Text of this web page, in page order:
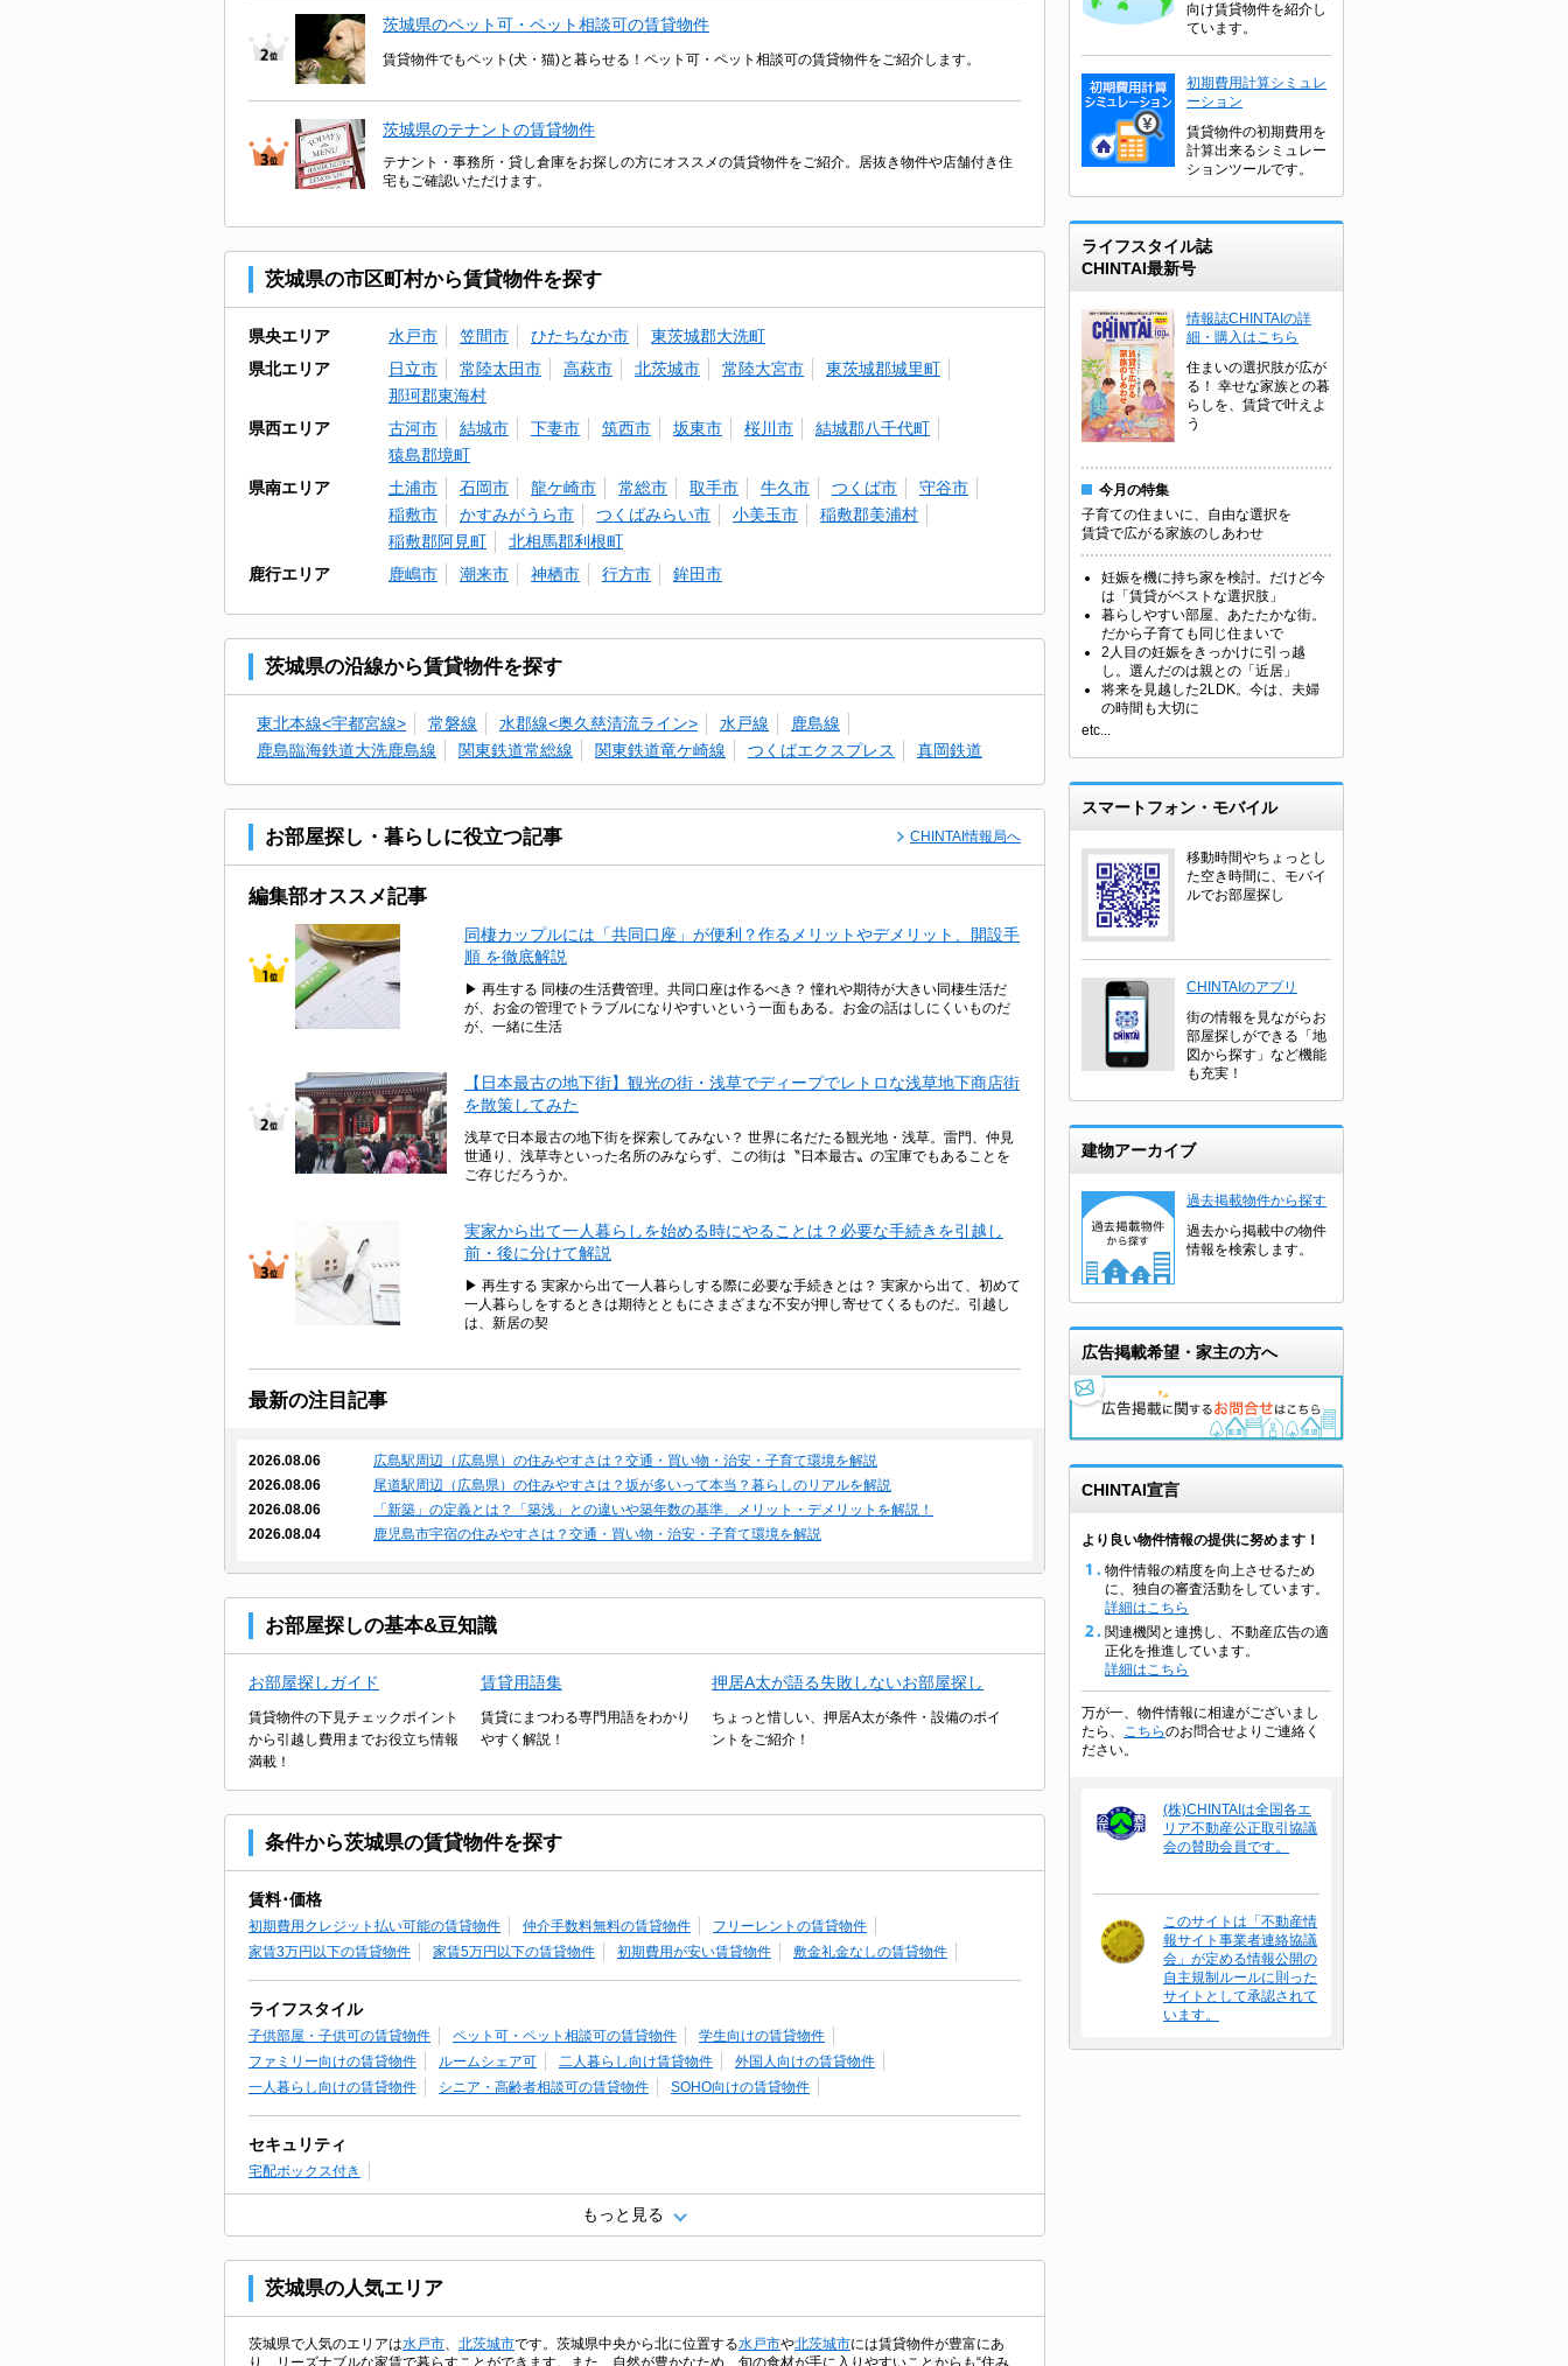
茨城県のペット可・ペット相談可の賃貸物件
賃貸物件でもペット(犬・猫)と暮らせる！ペット可・ペット相談可の賃貸物件をご紹介します。
茨城県のテナントの賃貸物件
テナント・事務所・貸し倉庫をお探しの方にオススメの賃貸物件をご紹介。居抜き物件や店舗付き住
宅もご確認いただけます。
茨城県の市区町村から賃貸物件を探す
県央エリア 水戸市 笠間市 ひたちなか市
東茨城郡大洗町
県北エリア
日立市 常陸太田市 高萩市 北茨城市 常陸大宮市
東茨城郡城里町
那珂郡東海村
県西エリア
古河市 結城市 下妻市 筑西市 坂東市 桜川市
結城郡八千代町
猿島郡境町
県南エリア
土浦市 石岡市 龍ケ崎市 常総市 取手市 牛久市 つくば市
守谷市
稲敷市
かすみがうら市 つくばみらい市 小美玉市
稲敷郡美浦村
稲敷郡阿見町
北相馬郡利根町
鹿行エリア
鹿嶋市 潮来市 神栖市 行方市 鉾田市
茨城県の沿線から賃貸物件を探す
東北本線<宇都宮線> 常磐線 水郡線<奥久慈清流ライン> 水戸線
鹿島線
鹿島臨海鉄道大洗鹿島線
関東鉄道常総線 関東鉄道竜ケ崎線 つくばエクスプレス 真岡鉄道
お部屋探し・暮らしに役立つ記事 CHINTAI情報局へ
編集部オススメ記事
同棲カップルには「共同口座」が便利？作るメリットやデメリット、開設手
順 を徹底解説
▶ 再生する 同棲の生活費管理。共同口座は作るべき？ 憧れや期待が大きい同棲生活だ
が、お金の管理でトラブルになりやすいという一面もある。お金の話はしにくいものだ
が、一緒に生活
【日本最古の地下街】観光の街・浅草でディープでレトロな浅草地下商店街
を散策してみた
浅草で日本最古の地下街を探索してみない？ 世界に名だたる観光地・浅草。雷門、仲見
世通り、浅草寺といった名所のみならず、この街は〝日本最古〟の宝庫でもあることを
ご存じだろうか。
実家から出て一人暮らしを始める時にやることは？必要な手続きを引越し
前・後に分けて解説
▶ 再生する 実家から出て一人暮らしする際に必要な手続きとは？ 実家から出て、初めて
一人暮らしをするときは期待とともにさまざまな不安が押し寄せてくるものだ。引越し
は、新居の契
最新の注目記事
2026.08.06
広島駅周辺（広島県）の住みやすさは？交通・買い物・治安・子育て環境を解説
2026.08.06
尾道駅周辺（広島県）の住みやすさは？坂が多いって本当？暮らしのリアルを解説
2026.08.06
「新築」の定義とは？「築浅」との違いや築年数の基準、メリット・デメリットを解説！
2026.08.04
鹿児島市宇宿の住みやすさは？交通・買い物・治安・子育て環境を解説
お部屋探しの基本&豆知識
お部屋探しガイド
賃貸物件の下見チェックポイント
から引越し費用までお役立ち情報
満載！
賃貸用語集
賃貸にまつわる専門用語をわかり
やすく解説！
押居A太が語る失敗しないお部屋探し
ちょっと惜しい、押居A太が条件・設備のポイ
ントをご紹介！
条件から茨城県の賃貸物件を探す
賃料･価格
初期費用クレジット払い可能の賃貸物件 仲介手数料無料の賃貸物件
フリーレントの賃貸物件
家賃3万円以下の賃貸物件
家賃5万円以下の賃貸物件 初期費用が安い賃貸物件 敷金礼金なしの賃貸物件
ライフスタイル
子供部屋・子供可の賃貸物件 ペット可・ペット相談可の賃貸物件
学生向けの賃貸物件
ファミリー向けの賃貸物件
ルームシェア可 二人暮らし向け賃貸物件
外国人向けの賃貸物件
一人暮らし向けの賃貸物件
シニア・高齢者相談可の賃貸物件 SOHO向けの賃貸物件
セキュリティ
宅配ボックス付き
もっと見る
茨城県の人気エリア
茨城県で人気のエリアは水戸市、 北茨城市です。茨城県中央から北に位置する水戸市や北茨城市には賃貸物件が豊富にあ
り、リーズナブルな家賃で暮らすことができます。また、自然が豊かなため、旬の食材が手に入りやすいことからも“住み
向け賃貸物件を紹介し
ています。
初期費用計算シミュレ
ーション
賃貸物件の初期費用を
計算出来るシミュレー
ションツールです。
ライフスタイル誌
CHINTAI最新号
情報誌CHINTAIの詳
細・購入はこちら
住まいの選択肢が広が
る！ 幸せな家族との暮
らしを、賃貸で叶えよ
う
今月の特集
子育ての住まいに、自由な選択を
賃貸で広がる家族のしあわせ
妊娠を機に持ち家を検討。だけど今
は「賃貸がベストな選択肢」
暮らしやすい部屋、あたたかな街。
だから子育ても同じ住まいで
2人目の妊娠をきっかけに引っ越
し。選んだのは親との「近居」
将来を見越した2LDK。今は、夫婦
の時間も大切に
etc...
スマートフォン・モバイル
移動時間やちょっとし
た空き時間に、モバイ
ルでお部屋探し
CHINTAIのアプリ
街の情報を見ながらお
部屋探しができる「地
図から探す」など機能
も充実！
建物アーカイブ
過去掲載物件から探す
過去から掲載中の物件
情報を検索します。
広告掲載希望・家主の方へ
CHINTAI宣言
より良い物件情報の提供に努めます！
物件情報の精度を向上させるため
に、独自の審査活動をしています。
詳細はこちら
関連機関と連携し、不動産広告の適
正化を推進しています。
詳細はこちら
万が一、物件情報に相違がございまし
たら、 こちらのお問合せよりご連絡く
ださい。
(株)CHINTAIは全国各エ
リア不動産公正取引協議
会の賛助会員です。
このサイトは「不動産情
報サイト事業者連絡協議
会」が定める情報公開の
自主規制ルールに則った
サイトとして承認されて
います。